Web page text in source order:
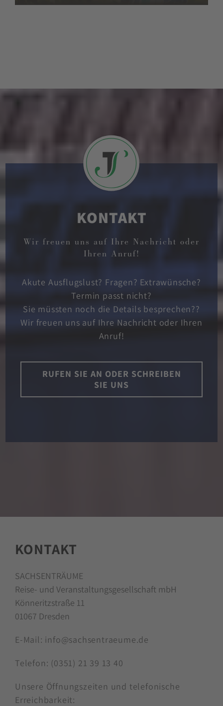
KONTAKT
Wir freuen uns auf Ihre Nachricht oder
Ihren Anruf!
Akute Ausflugslust? Fragen? Extrawünsche?
Termin passt nicht?
Sie müssten noch die Details besprechen??
Wir freuen uns auf Ihre Nachricht oder Ihren
Anruf!
RUFEN SIE AN ODER SCHREIBEN
SIE UNS
KONTAKT
SACHSENTRÄUME
Reise- und Veranstaltungsgesellschaft mbH
Könneritzstraße 11
01067 Dresden
E-Mail: info@sachsentraeume.de
Telefon: (0351) 21 39 13 40
Unsere Öffnungszeiten und telefonische
Erreichbarkeit: